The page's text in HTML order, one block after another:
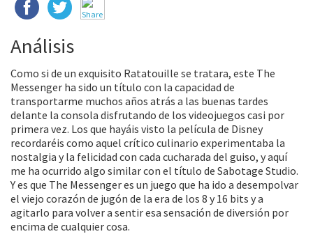
Análisis
Como si de un exquisito Ratatouille se tratara, este The
Messenger ha sido un título con la capacidad de
transportarme muchos años atrás a las buenas tardes
delante la consola disfrutando de los videojuegos casi por
primera vez. Los que hayáis visto la película de Disney
recordaréis como aquel crítico culinario experimentaba la
nostalgia y la felicidad con cada cucharada del guiso, y aquí
me ha ocurrido algo similar con el título de Sabotage Studio.
Y es que The Messenger es un juego que ha ido a desempolvar
el viejo corazón de jugón de la era de los 8 y 16 bits y a
agitarlo para volver a sentir esa sensación de diversión por
encima de cualquier cosa.